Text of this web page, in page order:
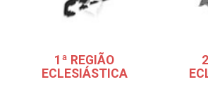
1ª REGIÃO
ECLESIÁSTICA